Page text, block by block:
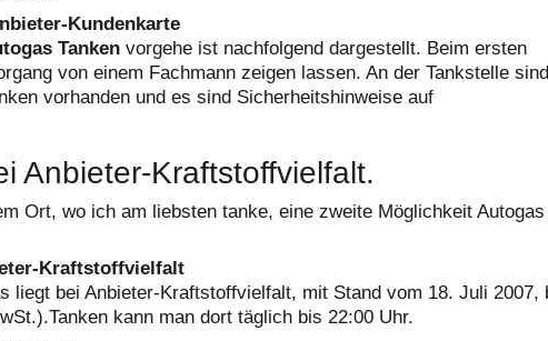
Kundenkarte
Tanken vorgehe ist nachfolgend dargestellt. Beim ersten
von einem Fachmann zeigen lassen. An der Tankstelle sind
vorhanden und es sind Sicherheitshinweise auf
Anbieter-Kraftstoffvielfalt.
Ort, wo ich am liebsten tanke, eine zweite Möglichkeit
Kraftstoffvielfalt
liegt bei Anbieter-Kraftstoffvielfalt, mit Stand vom 18. Juli 2007,
kann man dort täglich bis 22:00 Uhr.